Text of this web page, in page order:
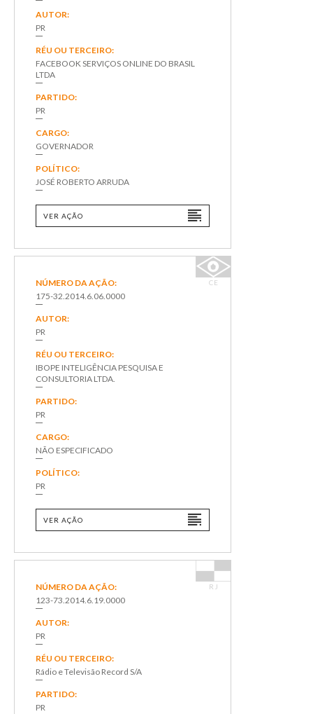
AUTOR:
PR
RÉU OU TERCEIRO:
FACEBOOK SERVIÇOS ONLINE DO BRASIL
LTDA
PARTIDO:
PR
CARGO:
GOVERNADOR
POLÍTICO:
JOSÉ ROBERTO ARRUDA
VER AÇÃO
CE
NÚMERO DA AÇÃO:
175-32.2014.6.06.0000
AUTOR:
PR
RÉU OU TERCEIRO:
IBOPE INTELIGÊNCIA PESQUISA E
CONSULTORIA LTDA.
PARTIDO:
PR
CARGO:
NÃO ESPECIFICADO
POLÍTICO:
PR
VER AÇÃO
RJ
NÚMERO DA AÇÃO:
123-73.2014.6.19.0000
AUTOR:
PR
RÉU OU TERCEIRO:
Rádio e Televisão Record S/A
PARTIDO:
PR